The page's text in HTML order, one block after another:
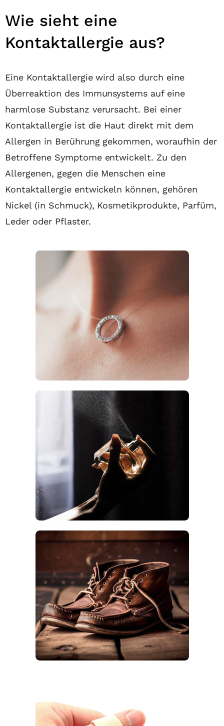
Wie sieht eine
Kontaktallergie aus?
Eine Kontaktallergie wird also durch eine
Überreaktion des Immunsystems auf eine
harmlose Substanz verursacht. Bei einer
Kontaktallergie ist die Haut direkt mit dem
Allergen in Berührung gekommen, woraufhin der
Betroffene Symptome entwickelt. Zu den
Allergenen, gegen die Menschen eine
Kontaktallergie entwickeln können, gehören
Nickel (in Schmuck), Kosmetikprodukte, Parfüm,
Leder oder Pflaster.